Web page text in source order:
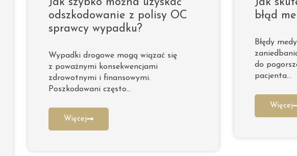
Jak szybko można uzyskać
odszkodowanie z polisy OC
sprawcy wypadku?
Wypadki drogowe mogą wiązać się
z poważnymi konsekwencjami
zdrowotnymi i finansowymi.
Poszkodowani często…
Więcej
Jak
błąd
Błędy
do
pacjenta…
Więcej